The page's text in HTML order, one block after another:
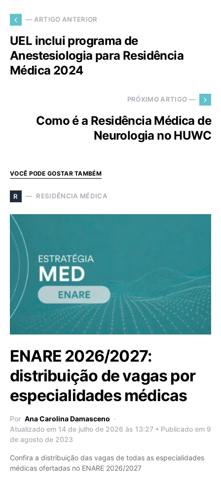
— ARTIGO ANTERIOR
UEL inclui programa de
Anestesiologia para Residência
Médica 2024
PRÓXIMO ARTIGO —
Como é a Residência Médica de
Neurologia no HUWC
VOCÊ PODE GOSTAR TAMBÉM
R RESIDÊNCIA MÉDICA
ENARE 2026/2027:
distribuição de vagas por
especialidades médicas
Por Ana Carolina Damasceno
Atualizado em 14 de julho de 2026 às 13:27 • Publicado em 9
de agosto de 2023
Confira a distribuição das vagas de todas as especialidades
médicas ofertadas no ENARE 2026/2027